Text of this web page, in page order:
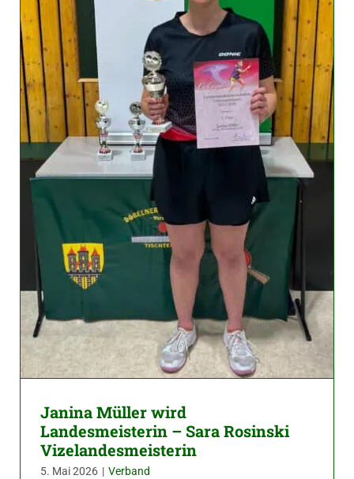
Janina Müller wird
Landesmeisterin – Sara Rosinski
Vizelandesmeisterin
5. Mai 2026 | Verband